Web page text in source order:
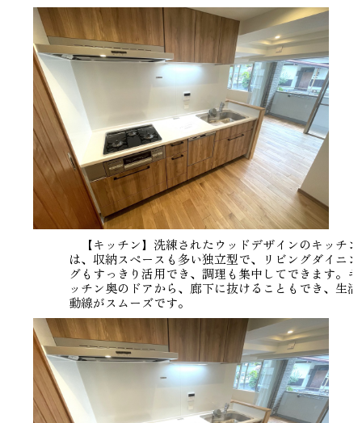
【キッチン】洗練されたウッドデザインのキッチン
は、収納スペースも多い独立型で、リビングダイニン
グもすっきり活用でき、調理も集中してできます。キ
ッチン奥のドアから、廊下に抜けることもでき、生活
動線がスムーズです。